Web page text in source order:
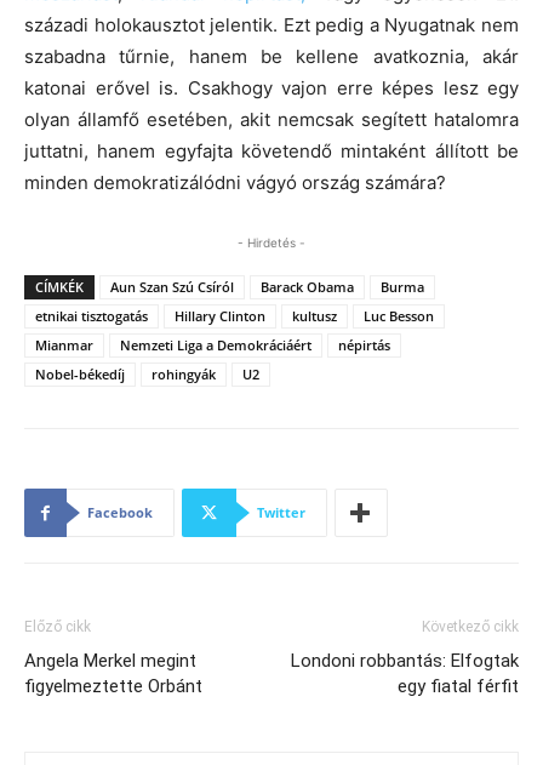
századi holokausztot jelentik. Ezt pedig a Nyugatnak nem
szabadna tűrnie, hanem be kellene avatkoznia, akár
katonai erővel is. Csakhogy vajon erre képes lesz egy
olyan államfő esetében, akit nemcsak segített hatalomra
juttatni, hanem egyfajta követendő mintaként állított be
minden demokratizálódni vágyó ország számára?
- Hirdetés -
CÍMKÉK Aun Szan Szú Csíról Barack Obama
Burma
etnikai tisztogatás
Hillary Clinton kultusz
Luc Besson
Mianmar
Nemzeti Liga a Demokráciáért
népirtás
Nobel-békedíj
rohingyák U2
Facebook Twitter
Előző cikk
Angela Merkel megint
figyelmeztette Orbánt
Következő cikk
Londoni robbantás: Elfogtak
egy fiatal férfit